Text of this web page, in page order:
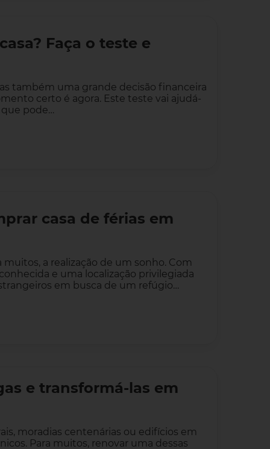
Faça o teste e
também uma grande decisão financeira
certo é agora. Este teste vai ajudá-
que pode…
casa de férias em
a realização de um sonho. Com
e uma localização privilegiada
em busca de um refúgio…
e transformá-las em
moradias centenárias ou edifícios em
Para muitos, renovar uma dessas